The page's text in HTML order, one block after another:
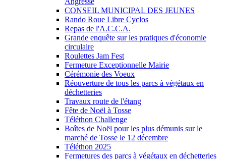
CONSEIL MUNICIPAL DES JEUNES
Rando Roue Libre Cyclos
Repas de l'A.C.C.A.
Grande enquête sur les pratiques d'économie
circulaire
Roulettes Jam Fest
Fermeture Exceptionnelle Mairie
Cérémonie des Voeux
Réouverture de tous les parcs à végétaux en
déchetteries
Travaux route de l'étang
Fête de Noël à Tosse
Téléthon Challenge
Boîtes de Noël pour les plus démunis sur le
marché de Tosse le 12 décembre
Téléthon 2025
Fermetures des parcs à végétaux en déchetteries